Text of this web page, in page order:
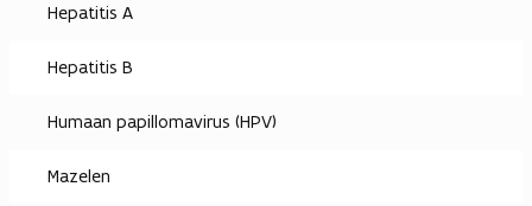
Hepatitis A
Hepatitis B
Humaan papillomavirus (HPV)
Mazelen